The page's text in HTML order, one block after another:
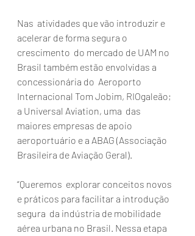
Nas  atividades que vão introduzir e
acelerar de forma segura o
crescimento  do mercado de UAM no
Brasil também estão envolvidas a
concessionária do  Aeroporto
Internacional Tom Jobim, RIOgaleão;
a Universal Aviation, uma  das
maiores empresas de apoio
aeroportuário e a ABAG (Associação
Brasileira de Aviação Geral).
“Queremos  explorar conceitos novos
e práticos para facilitar a introdução
segura  da indústria de mobilidade
aérea urbana no Brasil. Nessa etapa